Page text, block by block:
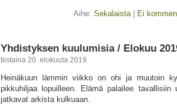
Aihe: Sekalaista| Ei
Yhdistyksen kuulumisia / Elokuu
tiistaina 20. elokuuta 2019
Heinäkuun lämmin viikko on ohi ja muutoin
pikkuhiljaa lopuilleen. Elämä palailee tavallisiin
jatkavat arkista kulkuaan.